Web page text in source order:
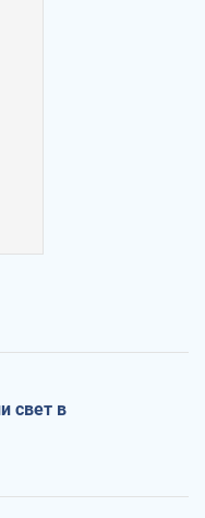
свет в